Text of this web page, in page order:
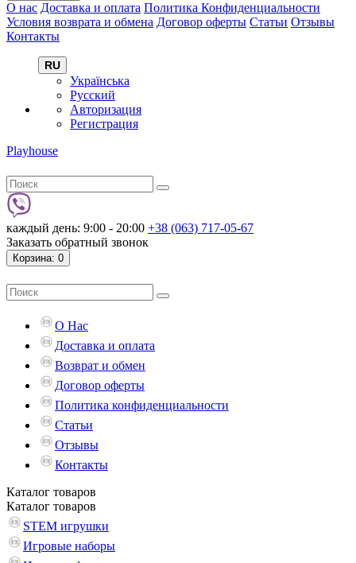
О нас Доставка и оплата Политика Конфиденциальности
Условия возврата и обмена Договор оферты Статьи Отзывы
Контакты
RU
Українська
Русский
Авторизация
Регистрация
Playhouse
каждый день: 9:00 - 20:00 +38 (063) 717-05-67
Заказать обратный звонок
Корзина: 0
О Нас
Доставка и оплата
Возврат и обмен
Договор оферты
Политика конфиденциальности
Статьи
Отзывы
Контакты
Каталог товаров
Каталог товаров
STEM игрушки
Игровые наборы